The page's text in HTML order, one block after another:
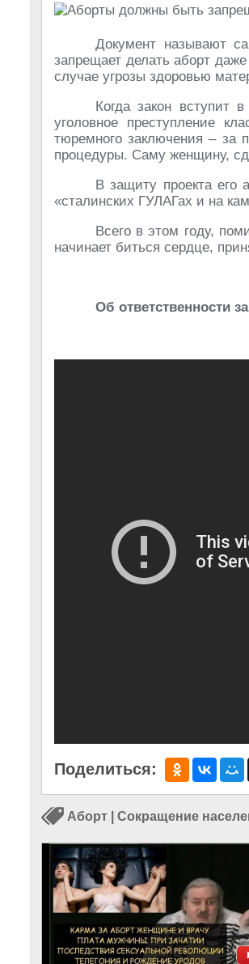
Документ называют
запрещает делать аборт
случае угрозы здоровью
Когда закон вступит
уголовное преступление
тюремного заключения – за
процедуры. Саму женщину,
В защиту проекта его
«сталинских ГУЛАГах и на
Всего в этом году,
начинает биться сердце,
Об ответственности
Поделиться:
Аборт Сокращение